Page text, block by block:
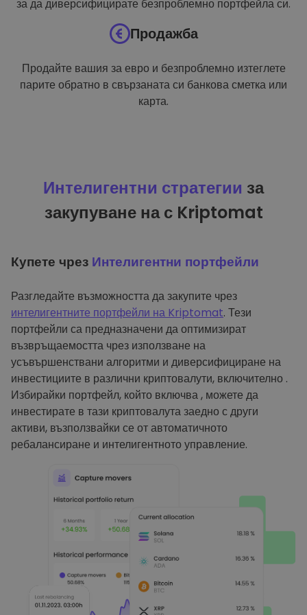
за да диверсифицирате безпроблемно портфейла си.
Продажба
Продайте вашия за евро и безпроблемно изтеглете
парите обратно в свързаната си банкова сметка или
карта.
Интелигентни стратегии за
закупуване на с Kriptomat
Купете чрез Интелигентни портфейли
Разгледайте възможността да закупите чрез
интелигентните портфейли на Kriptomat. Тези
портфейли са предназначени да оптимизират
възвръщаемостта чрез използване на
усъвършенствани алгоритми и диверсифициране на
инвестициите в различни криптовалути, включително .
Избирайки портфейл, който включва , можете да
инвестирате в тази криптовалута заедно с други
активи, възползвайки се от автоматичното
ребалансиране и интелигентното управление.